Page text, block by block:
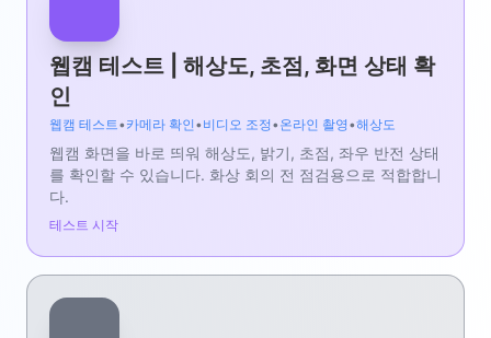
웹캠 테스트 | 해상도, 초점, 화면 상태 확
인
웹캠 테스트•카메라 확인 •비디오 조정•온라인 촬영•해상도
웹캠 화면을 바로 띄워 해상도, 밝기, 초점, 좌우 반전 상태
를 확인할 수 있습니다. 화상 회의 전 점검용으로 적합합니
다.
테스트 시작